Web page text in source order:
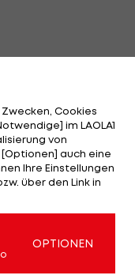
fordern
Liverpool
Champions League
Cookies
im LAOLA1
von
auch eine
Ihre Einstellungen
über den Link in
OPTIONEN